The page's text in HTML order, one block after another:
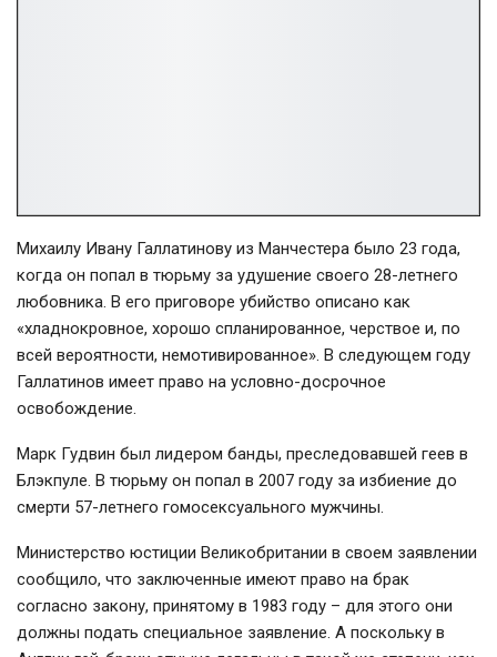
Михаилу Ивану Галлатинову из Манчестера было 23 года,
когда он попал в тюрьму за удушение своего 28-летнего
любовника. В его приговоре убийство описано как
«хладнокровное, хорошо спланированное, черствое и, по
всей вероятности, немотивированное». В следующем году
Галлатинов имеет право на условно-досрочное
освобождение.
Марк Гудвин был лидером банды, преследовавшей геев в
Блэкпуле. В тюрьму он попал в 2007 году за избиение до
смерти 57-летнего гомосексуального мужчины.
Министерство юстиции Великобритании в своем заявлении
сообщило, что заключенные имеют право на брак
согласно закону, принятому в 1983 году – для этого они
должны подать специальное заявление. А поскольку в